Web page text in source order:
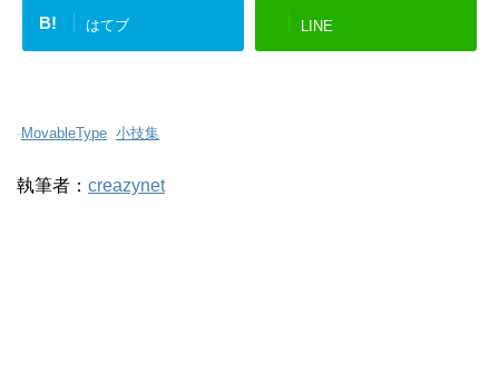
B! はてブ LINE
-MovableType, 小技集
執筆者： creazynet